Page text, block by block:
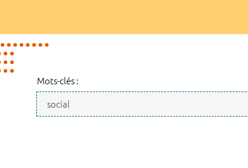
Mots-clés :